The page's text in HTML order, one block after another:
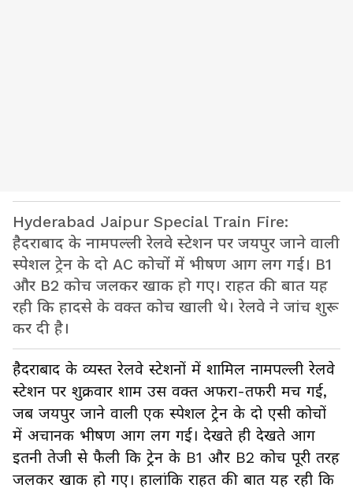
Hyderabad Jaipur Special Train Fire:
हैदराबाद के नामपल्ली रेलवे स्टेशन पर जयपुर जाने वाली
स्पेशल ट्रेन के दो AC कोचों में भीषण आग लग गई। B1
और B2 कोच जलकर खाक हो गए। राहत की बात यह
रही कि हादसे के वक्त कोच खाली थे। रेलवे ने जांच शुरू
कर दी है।
हैदराबाद के व्यस्त रेलवे स्टेशनों में शामिल नामपल्ली रेलवे
स्टेशन पर शुक्रवार शाम उस वक्त अफरा-तफरी मच गई,
जब जयपुर जाने वाली एक स्पेशल ट्रेन के दो एसी कोचों
में अचानक भीषण आग लग गई। देखते ही देखते आग
इतनी तेजी से फैली कि ट्रेन के B1 और B2 कोच पूरी तरह
जलकर खाक हो गए। हालांकि राहत की बात यह रही कि